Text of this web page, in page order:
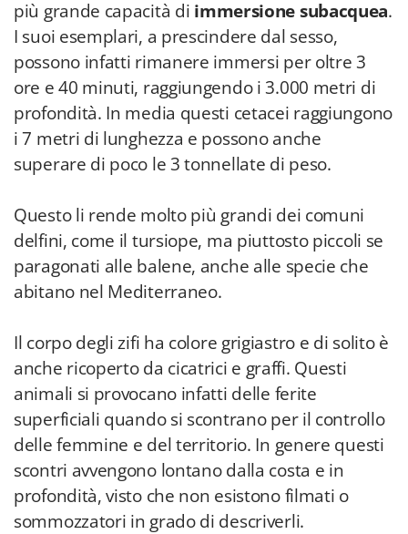
più grande capacità di immersione subacquea.
I suoi esemplari, a prescindere dal sesso,
possono infatti rimanere immersi per oltre 3
ore e 40 minuti, raggiungendo i 3.000 metri di
profondità. In media questi cetacei raggiungono
i 7 metri di lunghezza e possono anche
superare di poco le 3 tonnellate di peso.
Questo li rende molto più grandi dei comuni
delfini, come il tursiope, ma piuttosto piccoli se
paragonati alle balene, anche alle specie che
abitano nel Mediterraneo.
Il corpo degli zifi ha colore grigiastro e di solito è
anche ricoperto da cicatrici e graffi. Questi
animali si provocano infatti delle ferite
superficiali quando si scontrano per il controllo
delle femmine e del territorio. In genere questi
scontri avvengono lontano dalla costa e in
profondità, visto che non esistono filmati o
sommozzatori in grado di descriverli.